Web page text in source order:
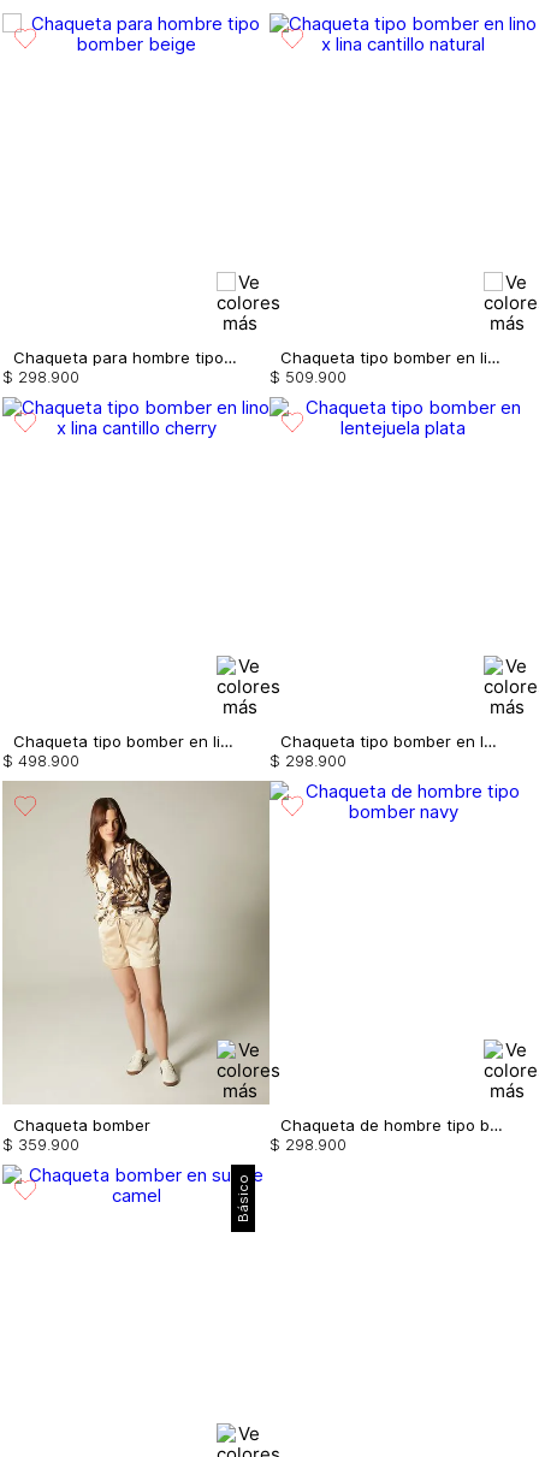
Chaqueta para hombre tipo bomber
$ 298 900
Chaqueta tipo bomber en lino x lina cantillo
$ 509 900
Chaqueta tipo bomber en lino x lina cantillo
$ 498 900
Chaqueta tipo bomber en lentejuela
$ 298 900
Chaqueta bomber
$ 359 900
Chaqueta de hombre tipo bomber
$ 298 900
Básico